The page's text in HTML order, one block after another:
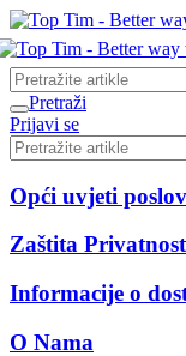
Pretraži
Prijavi se
Opći uvjeti
Zaštita
Informacije o
O Nama